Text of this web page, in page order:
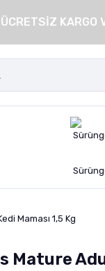
Maması 1,5 Kg
Mature